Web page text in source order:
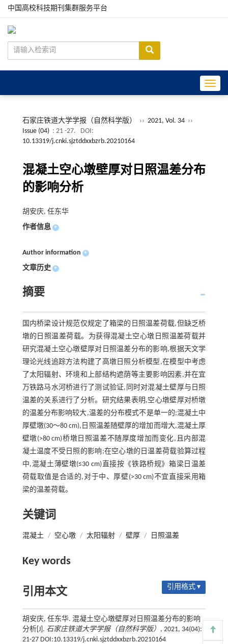
中国高校科技期刊集群服务平台
石家庄铁道大学学报（自然科学版） ›› 2021, Vol. 34 ››
Issue (04) : 21 -27.
DOI:
10.13319/j.cnki.sjztddxxbzrb.20210164
混凝土空心墩壁厚对日照温差分布
的影响分析
胡安庆, 任东华
作者信息 +
Author information +
文章历史 +
摘要
国内桥梁设计规范仅规定了箱梁的日照温差荷载,但缺乏桥
墩的日照温差荷载。为获得混凝土空心墩日照温差荷载并
研究混凝土空心墩壁厚对日照温差分布的影响,根据天文学
理论光线追踪方法构建了高墩日照分析模型,在模型中考虑
了太阳辐射、环境和上部结构遮荫等主要影响因素,并在宜
万铁路马水河桥进行了测试验证,同时对混凝土壁厚与日照
温差的关系进行了分析。研究结果表明,空心墩壁厚对桥墩
的温差分布影响较大,温差的分布模式不是单一的;混凝土中
厚壁墩(30～80 cm),日照温差随壁厚的增加而增大,混凝土厚
壁墩(>80 cm)桥墩日照温差不随厚度增加而变化,且内部混
凝土温度不受日照的影响;在空心墩的日温差荷载验算过程
中,混凝土薄壁墩(≤30 cm)直接按《铁路桥规》箱梁日温差
荷载取值是合适的,对于中、厚壁(>30 cm)不宜直接采用箱
梁的温差荷载。
关键词
混凝土 / 空心墩 / 太阳辐射 / 壁厚 / 日照温差
Key words
引用本文 引用格式 ▾
胡安庆, 任东华. 混凝土空心墩壁厚对日照温差分布的影响
分析[J]. 石家庄铁道大学学报（自然科学版） , 2021, 34(04):
21-27 DOI:10.13319/j.cnki.sjztddxxbzrb.20210164